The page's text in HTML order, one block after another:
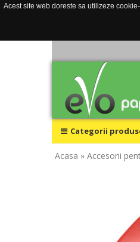
Acest site web doreste sa utilizeze
Categorii
Acasa » Accesorii